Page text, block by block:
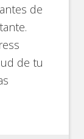
de
de tu